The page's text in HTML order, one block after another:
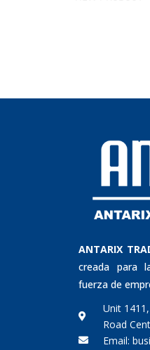
ANTARIX
creada para
fuerza de
Unit
Road
Email: